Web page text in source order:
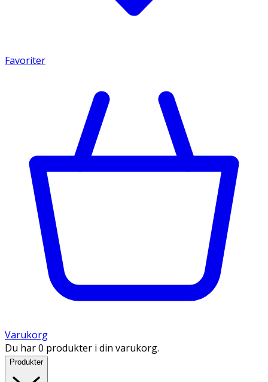
Favoriter
Varukorg
Du har 0 produkter i din varukorg.
Produkter